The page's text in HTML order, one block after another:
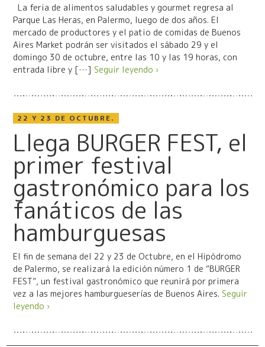
La feria de alimentos saludables y gourmet regresa al
Parque Las Heras, en Palermo, luego de dos años. El
mercado de productores y el patio de comidas de Buenos
Aires Market podrán ser visitados el sábado 29 y el
domingo 30 de octubre, entre las 10 y las 19 horas, con
entrada libre y […] Seguir leyendo ›
22 Y 23 DE OCTUBRE.
Llega BURGER FEST, el
primer festival
gastronómico para los
fanáticos de las
hamburguesas
El fin de semana del 22 y 23 de Octubre, en el Hipódromo
de Palermo, se realizará la edición número 1 de “BURGER
FEST”, un festival gastronómico que reunirá por primera
vez a las mejores hamburgueserías de Buenos Aires. Seguir
leyendo ›